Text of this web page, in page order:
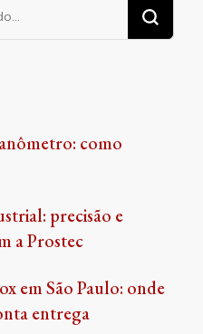
como
precisão e
a Prostec
em São Paulo: onde
entrega